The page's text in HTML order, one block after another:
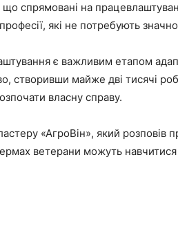
спрямовані на
які не потребують
є важливим етапом
створивши майже дві тисячі
власну справу.
«АгроВін», який розповів
ветерани можуть